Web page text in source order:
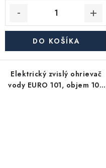
DO KOŠÍKA
Elektrický zvislý ohrievač
vody EURO 101, objem 100